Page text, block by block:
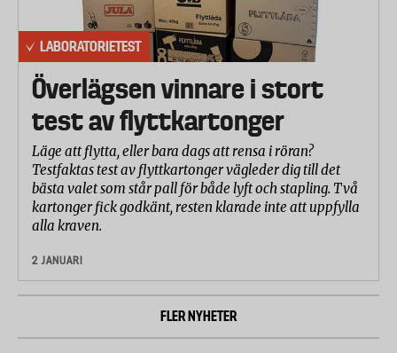
LABORATORIETEST
Överlägsen vinnare i stort
test av flyttkartonger
Läge att flytta, eller bara dags att rensa i röran?
Testfaktas test av flyttkartonger vägleder dig till det
bästa valet som står pall för både lyft och stapling. Två
kartonger fick godkänt, resten klarade inte att uppfylla
alla kraven.
2 JANUARI
FLER NYHETER